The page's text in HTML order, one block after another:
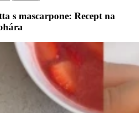
s mascarpone: Recept na